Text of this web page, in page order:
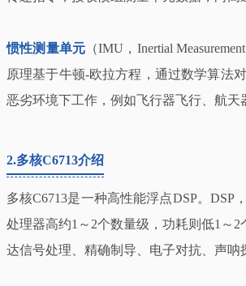
惯性测量单元 （IMU，Inertial
原理基于牛顿-欧拉方程，通过数学算法
恶劣环境下工作，例如飞行器飞行、航天
2.多核C6713介绍
多核C6713是一种高性能浮点DSP。
处理器高约1～2个数量级，功耗则低1～
达信号处理、精确制导、电子对抗、声呐